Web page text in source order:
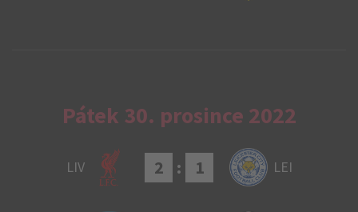
Pátek 30. prosince 2022
LIV 2 : 1 LEI